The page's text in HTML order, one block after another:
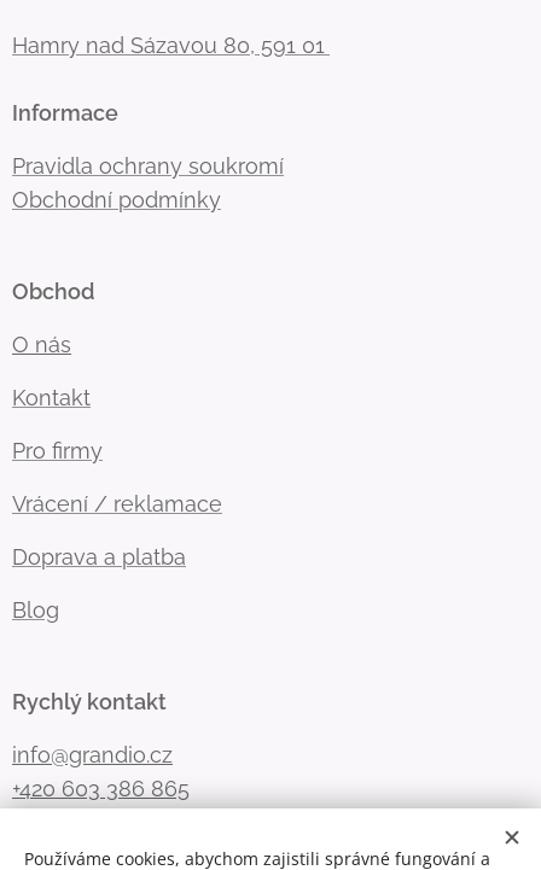
Hamry nad Sázavou 80, 591 01
Informace
Pravidla ochrany soukromí
Obchodní podmínky
Obchod
O nás
Kontakt
Pro firmy
Vrácení / reklamace
Doprava a platba
Blog
Rychlý kontakt
info@grandio.cz
+420 603 386 865
Používáme cookies, abychom zajistili správné fungování a